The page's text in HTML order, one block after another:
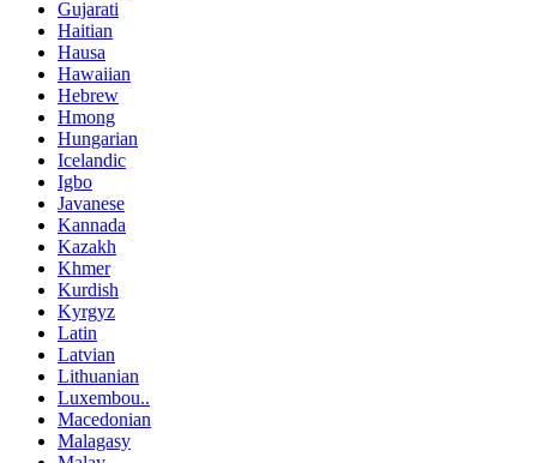
Gujarati
Haitian
Hausa
Hawaiian
Hebrew
Hmong
Hungarian
Icelandic
Igbo
Javanese
Kannada
Kazakh
Khmer
Kurdish
Kyrgyz
Latin
Latvian
Lithuanian
Luxembou..
Macedonian
Malagasy